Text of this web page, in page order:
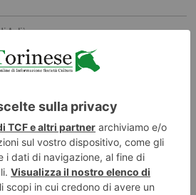
Agliè
delle aziende che consegnano pannolini”
e Mompantero
acustici e chiamata per quattro